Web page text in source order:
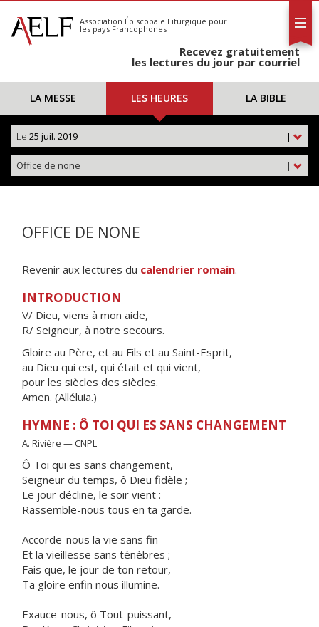
S'abonner
Calendrier
Association Épiscopale Liturgique pour
les pays Francophones
Recevez gratuitement
les lectures du jour par courriel
LA MESSE LES HEURES LA BIBLE
|
Le 25 juil. 2019
|
Office de none
OFFICE DE NONE
Revenir aux lectures du calendrier romain.
INTRODUCTION
V/ Dieu, viens à mon aide,
R/ Seigneur, à notre secours.
Gloire au Père, et au Fils et au Saint-Esprit,
au Dieu qui est, qui était et qui vient,
pour les siècles des siècles.
Amen. (Alléluia.)
HYMNE : Ô TOI QUI ES SANS CHANGEMENT
A. Rivière — CNPL
Ô Toi qui es sans changement,
Seigneur du temps, ô Dieu fidèle ;
Le jour décline, le soir vient :
Rassemble-nous tous en ta garde.
Accorde-nous la vie sans fin
Et la vieillesse sans ténèbres ;
Fais que, le jour de ton retour,
Ta gloire enfin nous illumine.
Exauce-nous, ô Tout-puissant,